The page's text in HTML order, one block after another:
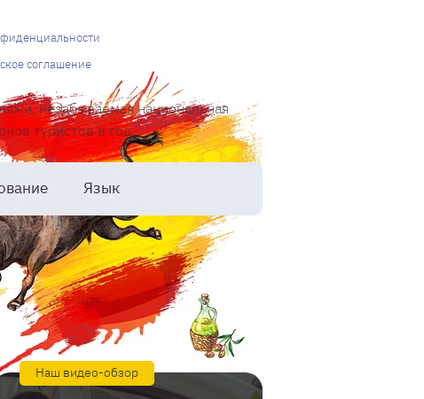
незабываемая национальная
туристов в год.
Язык
соглашение
Наш видео-обзор